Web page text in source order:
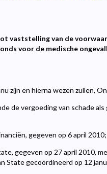
vaststelling van de
voor de medische
zijn en hierna wezen zullen,
de vergoeding van schade als
gegeven op 6 april 2010;
gegeven op 27 april 2010,
State gecoördineerd op 12